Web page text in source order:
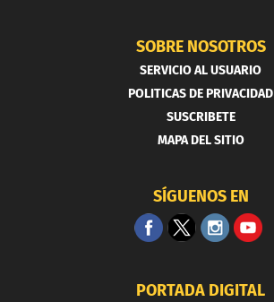
SOBRE NOSOTROS
SERVICIO AL USUARIO
POLITICAS DE PRIVACIDAD
SUSCRIBETE
MAPA DEL SITIO
SÍGUENOS EN
PORTADA DIGITAL